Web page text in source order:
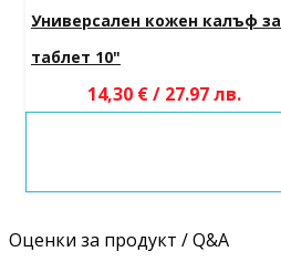
Универсален кожен калъф за
таблет 10"
14,30 € / 27.97 лв.
Оценки за продукт / Q&A